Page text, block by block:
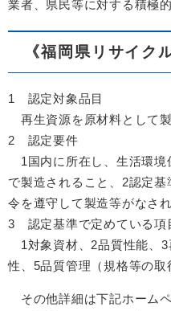
業者、県民等に対する積極
《福岡県リサイク
1 認定対象品目
再生資源を原材料として
2 認定要件
1国内に所在し、生活環境
で製造されること、2認定
令を遵守して製造等がなさ
3 認定基準で定めている項
1対象資材、2品質性能、3
性、5品質管理（規格等の
その他詳細は下記ホーム